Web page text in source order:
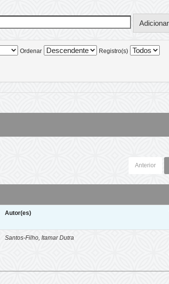
Ordenar Registro(s)
Anterior
Autor(es)
Santos-Filho, Itamar Dutra